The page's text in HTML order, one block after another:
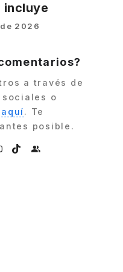
incluye
2026
a través de
o
. Te
posible.